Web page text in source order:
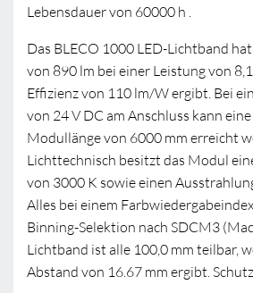
Lebensdauer von 60000 h .
Das BLECO 1000 LED-Lichtband
von 890 lm bei einer Leistung von
Effizienz von 110 lm/W ergibt. Bei
von 24 V DC am Anschluss kann
Modullänge von 6000 mm erreicht
Lichttechnisch besitzt das Modul
von 3000 K sowie einen
Alles bei einem
Binning-Selektion nach SDCM3
Lichtband ist alle 100,0 mm teilbar,
Abstand von 16.67 mm ergibt.